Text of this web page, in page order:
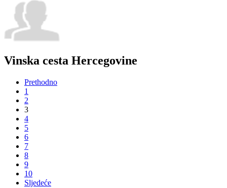
Vinska cesta Hercegovine
Prethodno
1
2
3
4
5
6
7
8
9
10
Sljedeće